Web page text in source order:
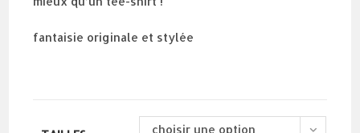
fantaisie originale et stylée
choisir une option